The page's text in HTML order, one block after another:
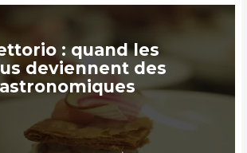
: quand les
deviennent des